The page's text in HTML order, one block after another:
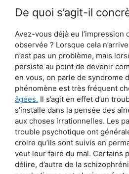
De quoi s’agit-il
Avez-vous déjà eu l’impression
observée ? Lorsque cela
n’est pas un problème, mais
persiste au point de devenir
en vous, on parle de syndrome
phénomène est très fréquent
âgées. Il s’agit en effet d’un
s’installe dans la pensée des
aux choses irrationnelles. Les
trouble psychotique ont
croire qu’ils sont suivis en
veut leur faire du mal. Certains
délire, d’autre de la